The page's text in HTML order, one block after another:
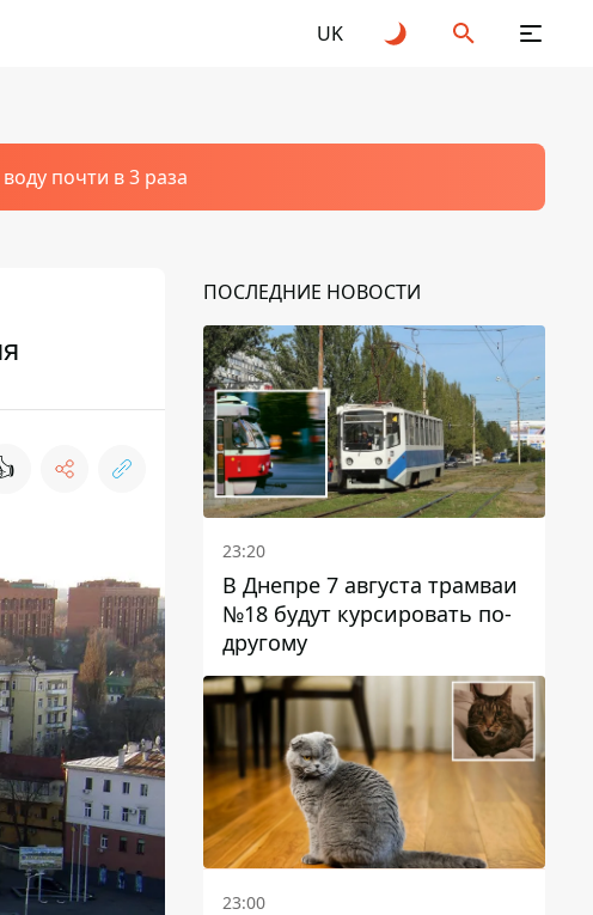
UK
почти в 3 раза
ПОСЛЕДНИЕ НОВОСТИ
23:20
В Днепре 7 августа трамваи
№18 будут курсировать по-
другому
23:00